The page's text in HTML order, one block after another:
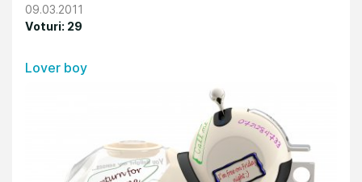
09.03.2011
Voturi: 29
Lover boy